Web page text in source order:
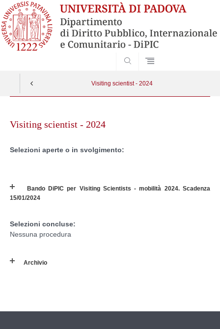
Visiting scientist - 2024
contentVisiting scientist - 2024
Selezioni aperte o in svolgimento:
Bando DiPIC per Visiting Scientists - mobilità 2024. Scadenza
15/01/2024
Selezioni concluse:
Nessuna procedura
Archivio